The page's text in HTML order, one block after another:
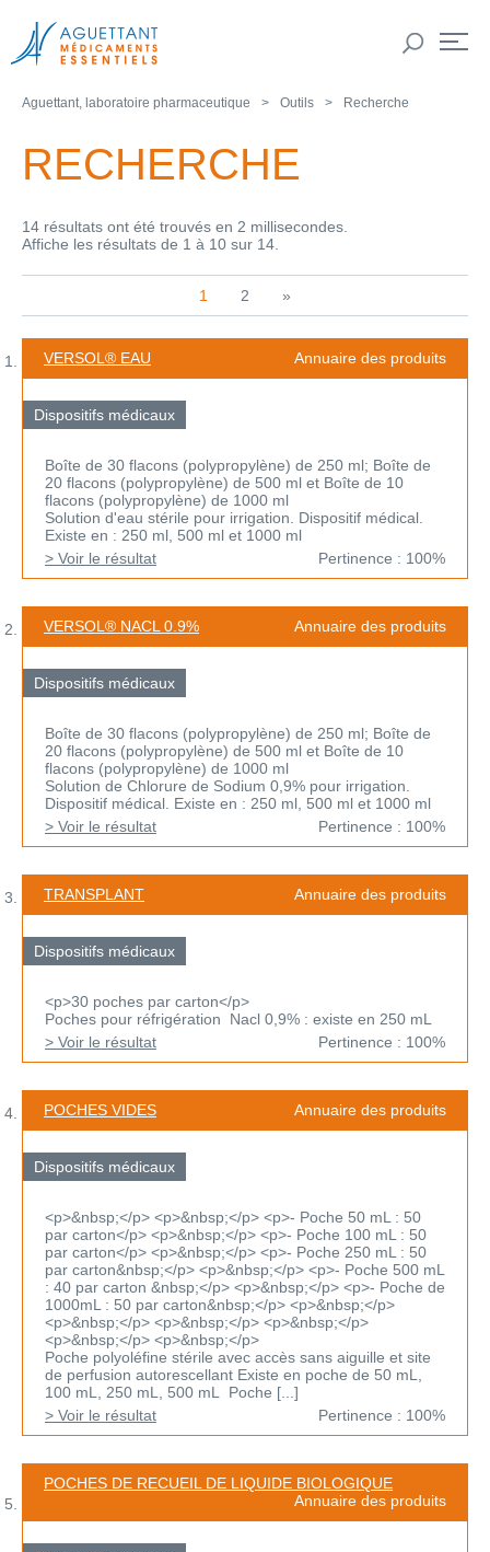
Aguettant, laboratoire pharmaceutique Outils Recherche
RECHERCHE
14 résultats ont été trouvés en 2 millisecondes.
Affiche les résultats de 1 à 10 sur 14.
1 2 »
VERSOL® EAU Annuaire des produits
Dispositifs médicaux
Boîte de 30 flacons (polypropylène) de 250 ml; Boîte de
20 flacons (polypropylène) de 500 ml et Boîte de 10
flacons (polypropylène) de 1000 ml
Solution d'eau stérile pour irrigation. Dispositif médical.
Existe en : 250 ml, 500 ml et 1000 ml
> Voir le résultat
Pertinence : 100%
VERSOL® NACL 0.9% Annuaire des produits
Dispositifs médicaux
Boîte de 30 flacons (polypropylène) de 250 ml; Boîte de
20 flacons (polypropylène) de 500 ml et Boîte de 10
flacons (polypropylène) de 1000 ml
Solution de Chlorure de Sodium 0,9% pour irrigation.
Dispositif médical. Existe en : 250 ml, 500 ml et 1000 ml
> Voir le résultat
Pertinence : 100%
TRANSPLANT Annuaire des produits
Dispositifs médicaux
<p>30 poches par carton</p>
Poches pour réfrigération Nacl 0,9% : existe en 250 mL
> Voir le résultat
Pertinence : 100%
POCHES VIDES Annuaire des produits
Dispositifs médicaux
<p>&nbsp;</p> <p>&nbsp;</p> <p>- Poche 50 mL : 50
par carton</p> <p>&nbsp;</p> <p>- Poche 100 mL : 50
par carton</p> <p>&nbsp;</p> <p>- Poche 250 mL : 50
par carton&nbsp;</p> <p>&nbsp;</p> <p>- Poche 500 mL
: 40 par carton &nbsp;</p> <p>&nbsp;</p> <p>- Poche de
1000mL : 50 par carton&nbsp;</p> <p>&nbsp;</p>
<p>&nbsp;</p> <p>&nbsp;</p> <p>&nbsp;</p>
<p>&nbsp;</p> <p>&nbsp;</p>
Poche polyoléfine stérile avec accès sans aiguille et site
de perfusion autorescellant Existe en poche de 50 mL,
100 mL, 250 mL, 500 mL Poche [...]
> Voir le résultat
Pertinence : 100%
POCHES DE RECUEIL DE LIQUIDE BIOLOGIQUE
Annuaire des produits